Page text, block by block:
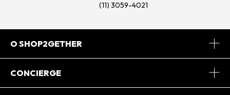
(11) 3059-4021
O SHOP2GETHER
Sobre Nós
CONCIERGE